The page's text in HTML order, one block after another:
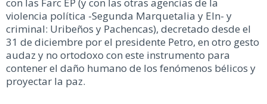
violencia política -Segunda Marquetalia y Eln- y
criminal: Uribeños y Pachencas), decretado desde el
31 de diciembre por el presidente Petro, en otro gesto
audaz y no ortodoxo con este instrumento para
contener el daño humano de los fenómenos bélicos y
proyectar la paz.